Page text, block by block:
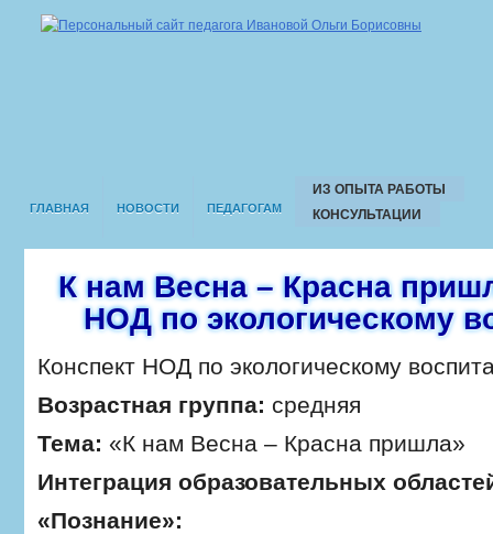
ГЛАВНАЯ НОВОСТИ ПЕДАГОГАМ
ИЗ ОПЫТА РАБОТЫ
КОНСУЛЬТАЦИИ
ПОВЫШЕНИЕ КВАЛИФИКАЦИИ НАГРАДЫ
К нам Весна – Красна
НОД по экологическому
Конспект НОД по экологическому
Возрастная группа: средняя
Тема: «К нам Весна – Красна пришла»
Интеграция образовательных
«Познание»: